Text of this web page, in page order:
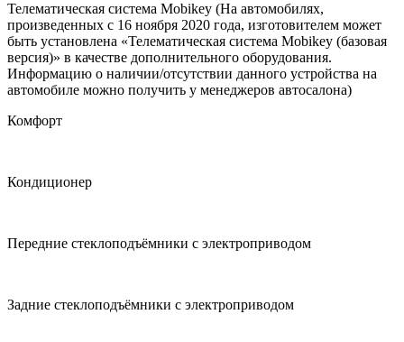
Телематическая система Mobikey (На автомобилях,
произведенных с 16 ноября 2020 года, изготовителем может
быть установлена «Телематическая система Mobikey (базовая
версия)» в качестве дополнительного оборудования.
Информацию о наличии/отсутствии данного устройства на
автомобиле можно получить у менеджеров автосалона)
Комфорт
Кондиционер
Передние стеклоподъёмники с электроприводом
Задние стеклоподъёмники с электроприводом